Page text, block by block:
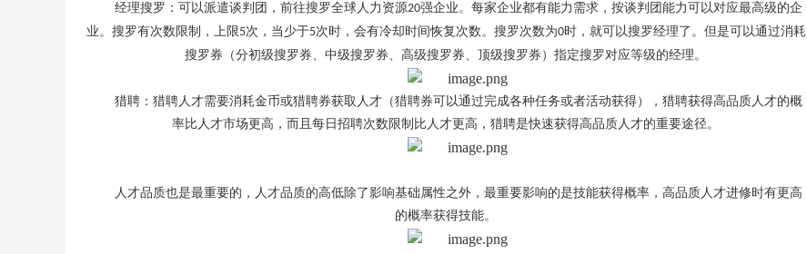
经理搜罗：可以派遣谈判团，前往搜罗全球人力资源20强企业。每家企业都有能力需求，按谈判团能力可以对应最高级的企
业。搜罗有次数限制，上限5次，当少于5次时，会有冷却时间恢复次数。搜罗次数为0时，就可以搜罗经理了。但是可以通过消耗
搜罗券（分初级搜罗券、中级搜罗券、高级搜罗券、顶级搜罗券）指定搜罗对应等级的经理。
猎聘：猎聘人才需要消耗金币或猎聘券获取人才（猎聘券可以通过完成各种任务或者活动获得），猎聘获得高品质人才的概
率比人才市场更高，而且每日招聘次数限制比人才更高，猎聘是快速获得高品质人才的重要途径。
人才品质也是最重要的，人才品质的高低除了影响基础属性之外，最重要影响的是技能获得概率，高品质人才进修时有更高
的概率获得技能。